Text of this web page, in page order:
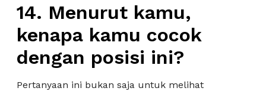
14. Menurut kamu,
kenapa kamu cocok
dengan posisi ini?
Pertanyaan ini bukan saja untuk melihat